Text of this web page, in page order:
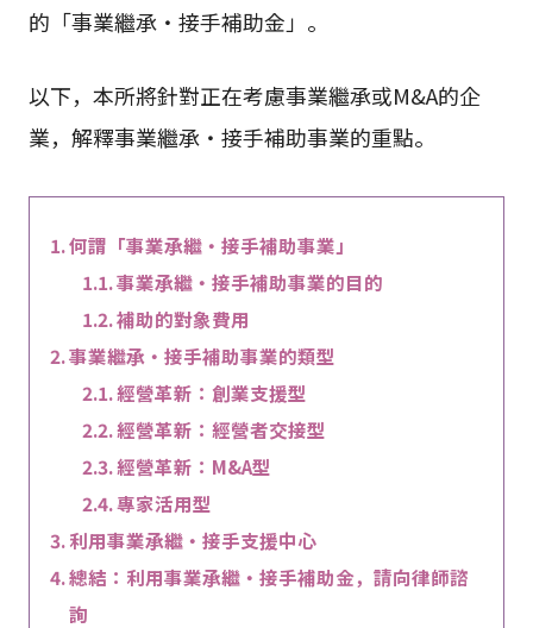
的「事業繼承・接手補助金」。
以下，本所將針對正在考慮事業繼承或M&A的企
業，解釋事業繼承・接手補助事業的重點。
何謂「事業承繼・接手補助事業」
事業承繼・接手補助事業的目的
補助的對象費用
事業繼承・接手補助事業的類型
經營革新：創業支援型
經營革新：經營者交接型
經營革新：M&A型
專家活用型
利用事業承繼・接手支援中心
總結：利用事業承繼・接手補助金，請向律師諮
詢